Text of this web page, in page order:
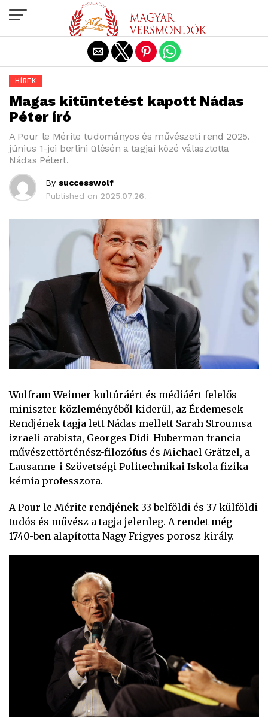
HÍREK
Magas kitüntetést kapott Nádas
Péter író
A Pour le Mérite tudományos és művészeti rend 2025.
június 1-jei berlini ülésén a tagjai közé választotta
Nádas Pétert.
By successwolf
Published on 2025.07.26.
Wolfram Weimer kultúráért és médiáért felelős
miniszter közleményéből kiderül, az Érdemesek
Rendjének tagja lett Nádas mellett Sarah Stroumsa
izraeli arabista, Georges Didi-Huberman francia
művészettörténész-filozófus és Michael Grätzel, a
Lausanne-i Szövetségi Politechnikai Iskola fizika-
kémia professzora.
A Pour le Mérite rendjének 33 belföldi és 37 külföldi
tudós és művész a tagja jelenleg. A rendet még
1740-ben alapította Nagy Frigyes porosz király.
Exit mobile version